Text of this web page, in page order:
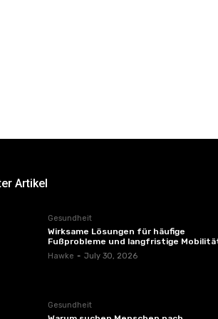
Artikel
Gesundheit
Wirksame Lösungen für häufige
Fußprobleme und langfristige
Hawke - July 30, 2026
Gesundheit